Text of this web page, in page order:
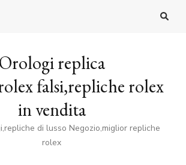
Orologi replica
falsi,repliche rolex
in vendita
di lusso Negozio,miglior repliche
rolex